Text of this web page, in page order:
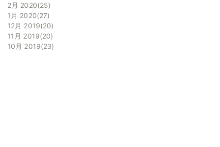
2月 2020 25
1月 2020 27
12月 2019 20
11月 2019 20
10月 2019 23